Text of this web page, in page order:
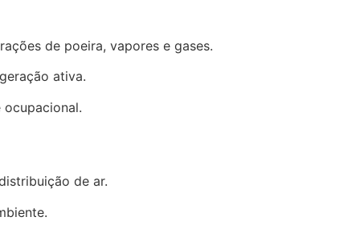
de poeira, vapores e gases.
ativa.
ocupacional.
de ar.